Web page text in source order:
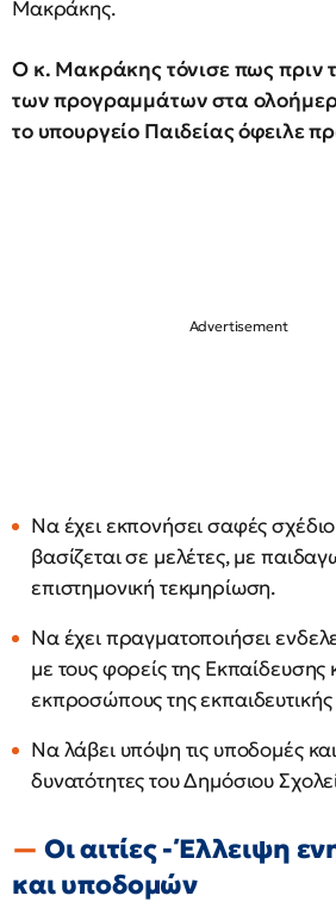
Μακράκης.
Ο κ. Μακράκης τόνισε πως πριν
των προγραμμάτων στα
το υπουργείο Παιδείας όφειλε
Να έχει εκπονήσει σαφές
βασίζεται σε μελέτες, με
επιστημονική τεκμηρίωση.
Να έχει πραγματοποιήσει
με τους φορείς της Εκπαίδευσης
εκπροσώπους της εκπαιδευτικής
Να λάβει υπόψη τις υποδομές και
δυνατότητες του Δημόσιου
Οι αιτίες - Έλλειψη
και υποδομών